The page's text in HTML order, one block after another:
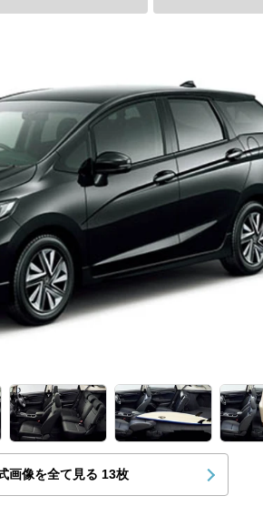
画像を全て見る 13枚